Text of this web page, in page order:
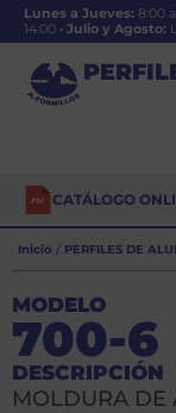
Lunes a Jueves: 8:00
14:00 · Julio y Agosto:
CATÁLOGO
Inicio / PERFILES DE
MODELO
700-6
DESCRIPCIÓN
MOLDURA DE